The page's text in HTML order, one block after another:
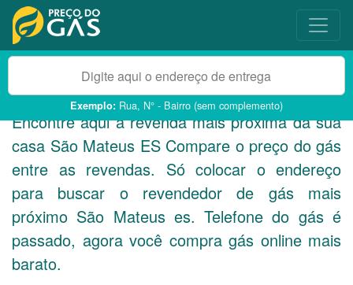
Exemplo: Rua, N° - Bairro (sem complemento)
Encontre aqui a revenda mais próxima da sua
casa São Mateus ESCompare o preço do gás
entre as revendas. Só colocar o endereço
para buscar o revendedor de gás mais
próximo São Mateus es. Telefone do gás é
passado, agora você compra gás online mais
barato.